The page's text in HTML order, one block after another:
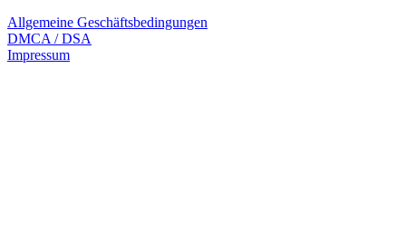
Allgemeine Geschäftsbedingungen
DMCA / DSA
Impressum